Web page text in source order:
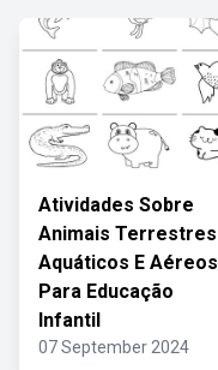
Atividades Sobre
Animais Terrestres
Aquáticos E Aéreos
Para Educação
Infantil
07 September 2024